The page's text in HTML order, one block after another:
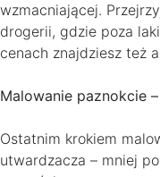
wzmacniającej.
drogerii, gdzie poza
cenach znajdziesz też
Malowanie paznokcie
Ostatnim krokiem
utwardzacza – mniej